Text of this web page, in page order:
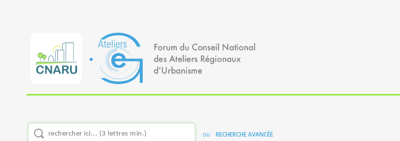
ou RECHERCHE AVANCÉE